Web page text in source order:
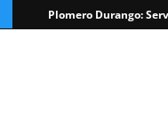
Plomero Durango: